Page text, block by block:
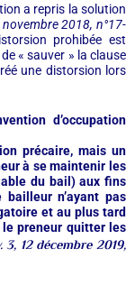
a repris la solution
2018, n°17-
prohibée est
« sauver » la clause
une distorsion lors
d’occupation
précaire, mais un
à se maintenir les
du bail) aux fins
n’ayant pas
et au plus tard
preneur quitter les
3, 12 décembre 2019,